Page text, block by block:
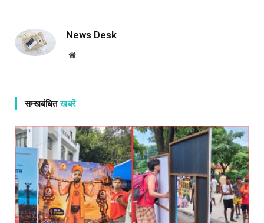
News Desk
Website
सम्खबंधितखबरें